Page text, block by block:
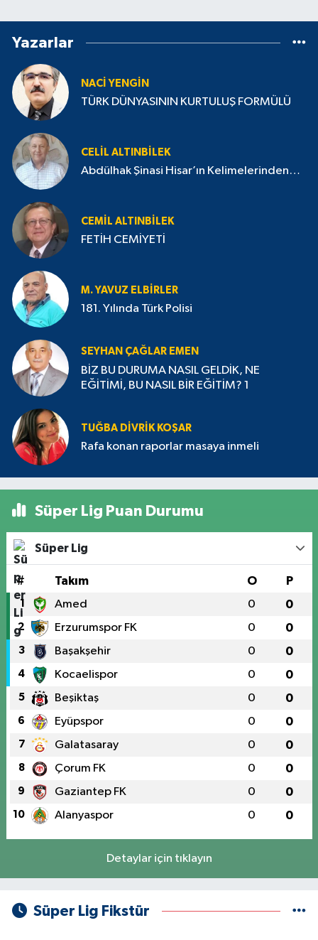
Yazarlar
NACI YENGIN
TÜRK DÜNYASININ KURTULUŞ FORMÜLÜ
CELIL ALTINBILEK
Abdülhak Şinasi Hisar’ın Kelimelerinden…
CEMIL ALTINBILEK
FETİH CEMİYETİ
M. YAVUZ ELBIRLER
181. Yılında Türk Polisi
SEYHAN ÇAĞLAR EMEN
BİZ BU DURUMA NASIL GELDİK, NE
EĞİTİMİ, BU NASIL BİR EĞİTİM? 1
TUĞBA DIVRIK KOŞAR
Rafa konan raporlar masaya inmeli
Süper Lig Puan Durumu
Süper Lig
# Takım O P
1 Amed 0 0
2 Erzurumspor FK 0 0
3 Başakşehir 0 0
4 Kocaelispor 0 0
5 Beşiktaş 0 0
6 Eyüpspor 0 0
7 Galatasaray 0 0
8 Çorum FK 0 0
9 Gaziantep FK 0 0
10 Alanyaspor 0 0
Detaylar için tıklayın
Süper Lig Fikstür